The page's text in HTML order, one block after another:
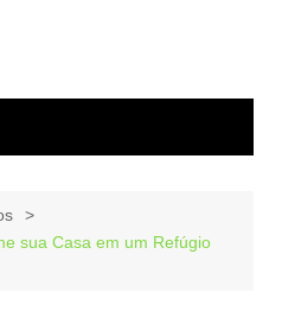
sua Casa em um Refúgio